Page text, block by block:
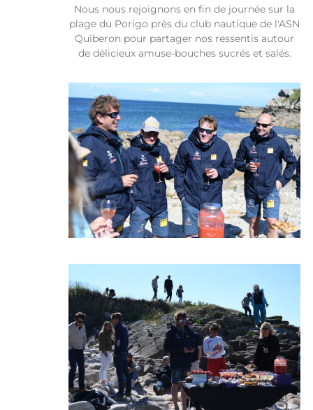
Nous nous rejoignons en fin de journée sur la
plage du Porigo près du club nautique de l'ASN
Quiberon pour partager nos ressentis autour
de délicieux amuse-bouches sucrés et salés.